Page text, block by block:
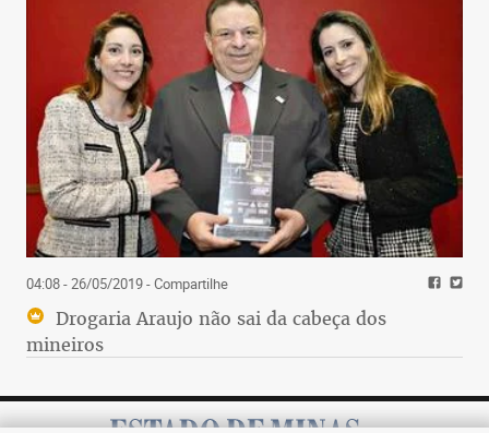
04:08 - 26/05/2019- Compartilhe
Drogaria Araujo não sai da cabeça dos
mineiros